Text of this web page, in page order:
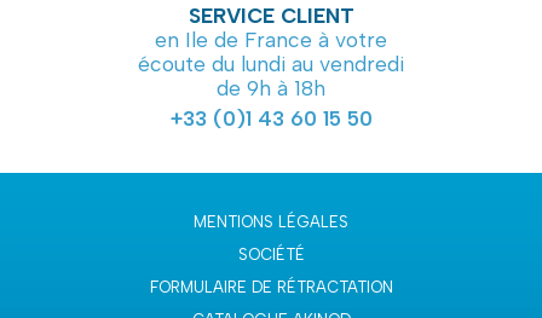
SERVICE CLIENT
en Ile de France à votre
écoute du lundi au vendredi
de 9h à 18h
+33 (0)1 43 60 15 50
MENTIONS LÉGALES
SOCIÉTÉ
FORMULAIRE DE RÉTRACTATION